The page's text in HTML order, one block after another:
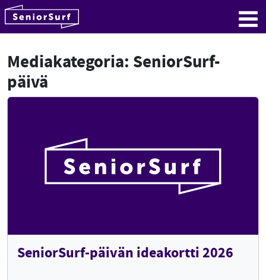
Hyppää sisältöön
Mediakategoria: SeniorSurf-
päivä
SeniorSurf-päivän ideakortti 2026